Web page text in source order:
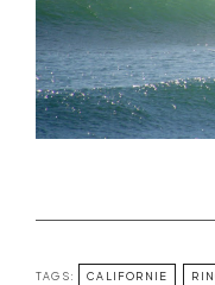
TAGS: CALIFORNIE